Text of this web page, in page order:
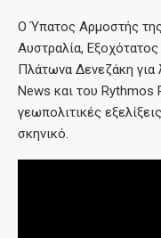
Ο Ύπατος Αρμοστής
Αυστραλία,
Πλάτωνα Δενεζάκη για
News και του Rythmos
γεωπολιτικές
σκηνικό.